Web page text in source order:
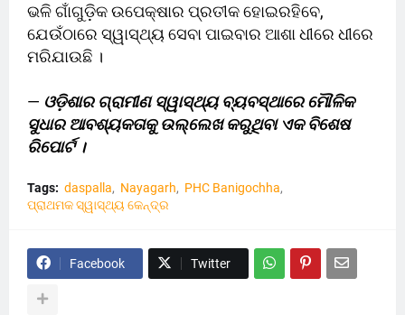
ଭଳି ଗାଁଗୁଡ଼ିକ ଉପେକ୍ଷାର ପ୍ରତୀକ ହୋଇରହିବେ,
ଯେଉଁଠାରେ ସ୍ୱାସ୍ଥ୍ୟ ସେବା ପାଇବାର ଆଶା ଧୀରେ ଧୀରେ
ମରିଯାଉଛି ।
— ଓଡ଼ିଶାର ଗ୍ରାମୀଣ ସ୍ୱାସ୍ଥ୍ୟ ବ୍ୟବସ୍ଥାରେ ମୌଳିକ
ସୁଧାର ଆବଶ୍ୟକତାକୁ ଉଲ୍ଲେଖ କରୁଥିବା ଏକ ବିଶେଷ
ରିପୋର୍ଟ ।
Tags: daspalla Nayagarh
PHC Banigochha
ପ୍ରାଥମକ ସ୍ୱାସ୍ଥ୍ୟ କେନ୍ଦ୍ର
Facebook Twitter